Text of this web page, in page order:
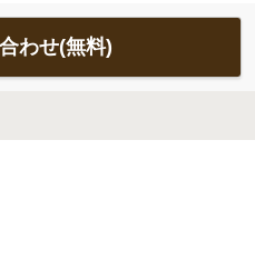
わせ(無料)